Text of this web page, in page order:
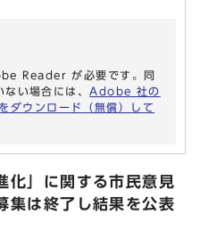
Reader が必要です。同
い場合には、 Adobe 社の
ウンロード（無償）して
化」に関する市民意見
集は終了し結果を公表